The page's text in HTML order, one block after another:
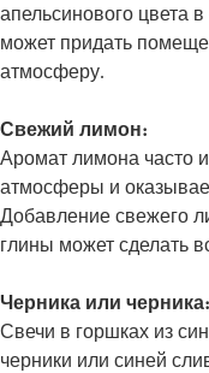
апельсинового цвета
может придать
атмосферу.
Свежий лимон:
Аромат лимона часто
атмосферы и
Добавление свежего
глины может сделать
Черника или черника:
Свечи в горшках из
черники или синей